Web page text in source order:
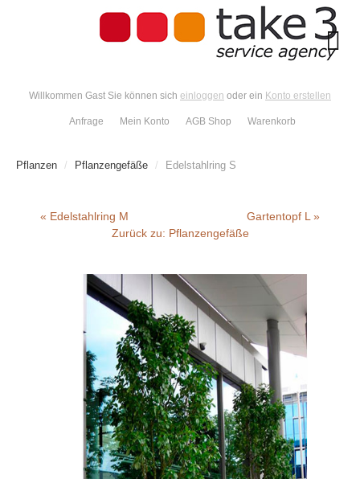
Willkommen Gast Sie können sich einloggen oder ein Konto erstellen
Anfrage Mein Konto AGB Shop Warenkorb
Pflanzen / Pflanzengefäße / Edelstahlring S
« Edelstahlring M
Gartentopf L »
Zurück zu: Pflanzengefäße